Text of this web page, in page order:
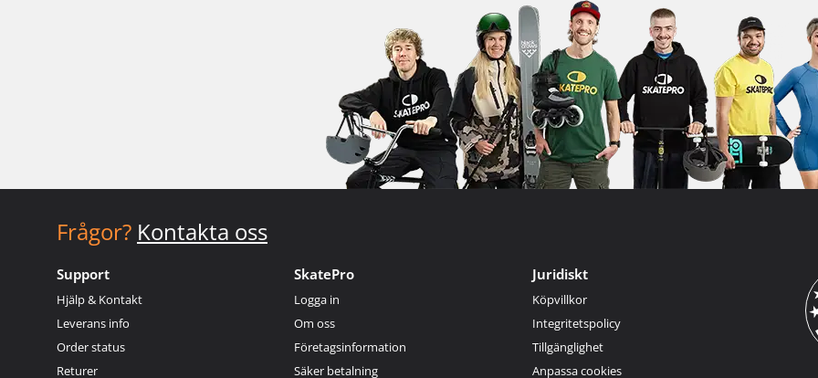
Frågor? Kontakta oss
Support
Hjälp & Kontakt
Leverans info
Order status
Returer
SkatePro
Logga in
Om oss
Företagsinformation
Säker betalning
Juridiskt
Köpvillkor
Integritetspolicy
Tillgänglighet
Anpassa cookies